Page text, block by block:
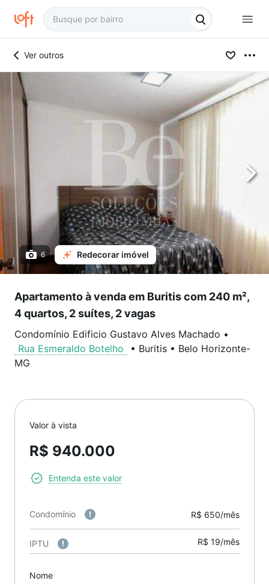
Ver outros
6 Redecorar imóvel
Apartamento à venda em Buritis com 240 m²,
4 quartos, 2 suítes, 2 vagas
Condomínio Edificio Gustavo Alves Machado •
Rua Esmeraldo Botelho
• Buritis • Belo Horizonte-
MG
Valor à vista
R$ 940.000
Entenda este valor
Condomínio R$ 650/mês
IPTU R$ 19/mês
Nome